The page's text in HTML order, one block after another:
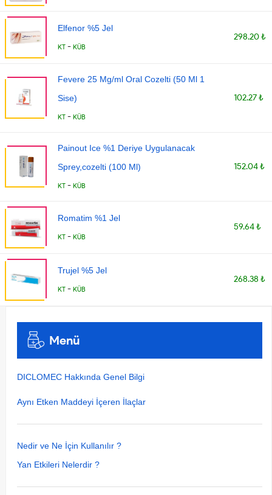
Elfenor %5 Jel
KT - KÜB
298.20 ₺
Fevere 25 Mg/ml Oral Cozelti (50 Ml 1
Sise)
KT - KÜB
102.27 ₺
Painout Ice %1 Deriye Uygulanacak
Sprey,cozelti (100 Ml)
KT - KÜB
152.04 ₺
Romatim %1 Jel
KT - KÜB
59.64 ₺
Trujel %5 Jel
KT - KÜB
268.38 ₺
Menü
DICLOMEC Hakkında Genel Bilgi
Aynı Etken Maddeyi İçeren İlaçlar
Nedir ve Ne İçin Kullanılır ?
Yan Etkileri Nelerdir ?